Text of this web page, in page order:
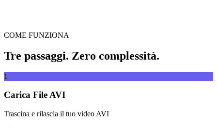
COME FUNZIONA
Tre passaggi. Zero complessità.
1
Carica File AVI
Trascina e rilascia il tuo video AVI